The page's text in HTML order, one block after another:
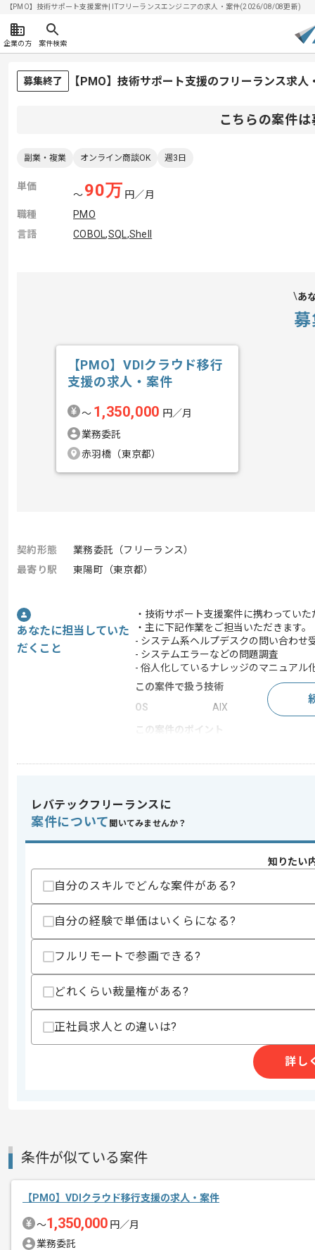
【PMO】技術サポート支援案件| ITフリーランスエンジニアの求人・案件(2026/08/08更新)
企業の方 案件検索
募集終了 【PMO】技術サポート支援のフリーランス求人
こちらの案件
副業・複業 オンライン商談OK 週3日
単価
〜90万 円／月
職種
PMO
言語
COBOL,SQL ,Shell
あ
【PMO】VDIクラウド移行
支援の求人・案件
〜 1,350,000 円／月
業務委託
赤羽橋（東京都）
契約形態
業務委託（フリーランス）
最寄り駅
東陽町（東京都）
あなたに担当していた
だくこと
・技術サポート支援案件に携わっていた
・主に下記作業をご担当いただきます。
- システム系ヘルプデスクの問い合わせ
- システムエラーなどの問題調査
- 俗人化しているナレッジのマニュアル
この案件で扱う技術
OS
AIX
この案件のポイント
スキル
求めるスキル
・UNIXを用いた経験
・Shellを用いた経験
・COBOLを用いた経験
スキルに不安がある方へ
上記に似た経験やスキルをお持ちであれば申
その他募集要項
2026/06/09
メント
PMOの経験を活かすことができます。
ご経験と実績に応じて別案件のご提案
レバテックフリーランスに
案件について 聞いてみませんか？
知りたい
自分のスキルでどんな案件がある?
自分の経験で単価はいくらになる?
フルリモートで参画できる?
どれくらい裁量権がある?
正社員求人との違いは?
詳し
条件が似ている案件
【PMO】VDIクラウド移行支援の求人・案件
〜1,350,000 円／月
業務委託